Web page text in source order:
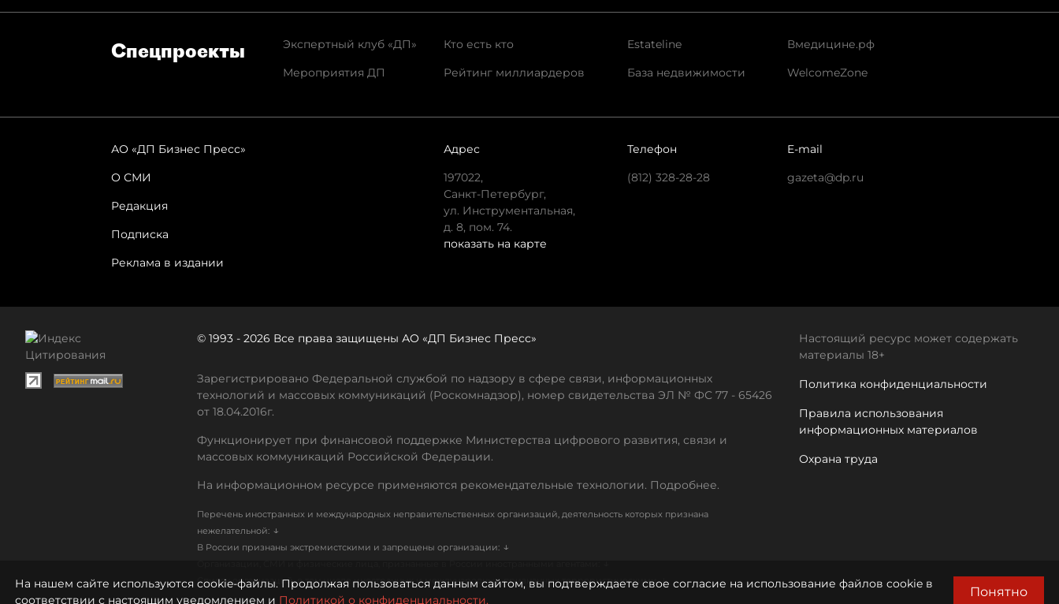
Спец­проекты
Экспертный клуб «ДП»
Мероприятия ДП
Кто есть кто
Рейтинг миллиардеров
Estateline
База недвижимости
Вмедицине.рф
WelcomeZone
АО «ДП Бизнес Пресс»
О СМИ
Редакция
Подписка
Реклама в издании
Адрес
197022,
Санкт-Петербург,
ул. Инструментальная,
д. 8, пом. 74.
показать на карте
Телефон
(812) 328-28-28
E-mail
gazeta@dp.ru
© 1993 - 2026 Все права защищены АО «ДП Бизнес Пресс»
Зарегистрировано Федеральной службой по надзору в сфере связи, информационных
технологий и массовых коммуникаций (Роскомнадзор), номер свидетельства ЭЛ № ФС 77 - 65426
от 18.04.2016г.
Функционирует при финансовой поддержке Министерства цифрового развития, связи и
массовых коммуникаций Российской Федерации.
На информационном ресурсе применяются рекомендательные технологии. Подробнее.
Перечень иностранных и международных неправительственных организаций, деятельность которых признана
нежелательной: ↓
В России признаны экстремистскими и запрещены организации: ↓
Список организаций, в том числе иностранных и международных, признанных террористическими↓
Настоящий ресурс может содержать
материалы 18+
Политика конфиденциальности
Правила использования
информационных материалов
Охрана труда
На нашем сайте используются cookie-файлы. Продолжая пользоваться данным сайтом, вы подтверждаете свое согласие на использование файлов cookie в
соответствии с настоящим уведомлением и Политикой о конфиденциальности.
Понятно